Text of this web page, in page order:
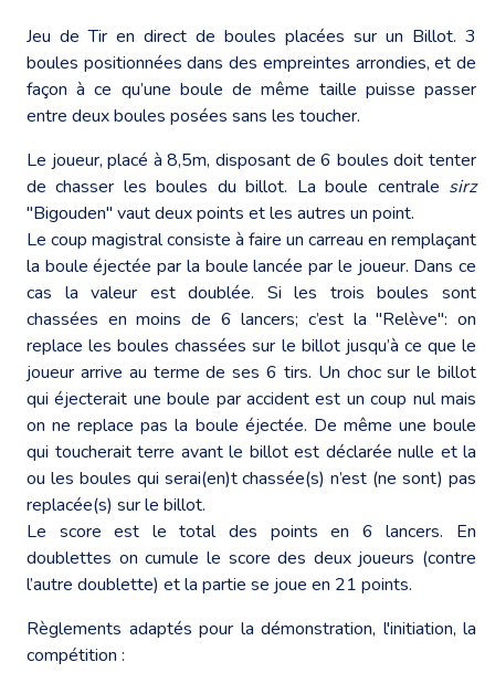
Jeu de Tir en direct de boules placées sur un Billot. 3
boules positionnées dans des empreintes arrondies, et de
façon à ce qu’une boule de même taille puisse passer
entre deux boules posées sans les toucher.
Le joueur, placé à 8,5m, disposant de 6 boules doit tenter
de chasser les boules du billot. La boule centrale sirz
"Bigouden" vaut deux points et les autres un point.
Le coup magistral consiste à faire un carreau en remplaçant
la boule éjectée par la boule lancée par le joueur. Dans ce
cas la valeur est doublée. Si les trois boules sont
chassées en moins de 6 lancers; c’est la "Relève": on
replace les boules chassées sur le billot jusqu’à ce que le
joueur arrive au terme de ses 6 tirs. Un choc sur le billot
qui éjecterait une boule par accident est un coup nul mais
on ne replace pas la boule éjectée. De même une boule
qui toucherait terre avant le billot est déclarée nulle et la
ou les boules qui serai(en)t chassée(s) n’est (ne sont) pas
replacée(s) sur le billot.
Le score est le total des points en 6 lancers. En
doublettes on cumule le score des deux joueurs (contre
l’autre doublette) et la partie se joue en 21 points.
Règlements adaptés pour la démonstration, l'initiation, la
compétition :